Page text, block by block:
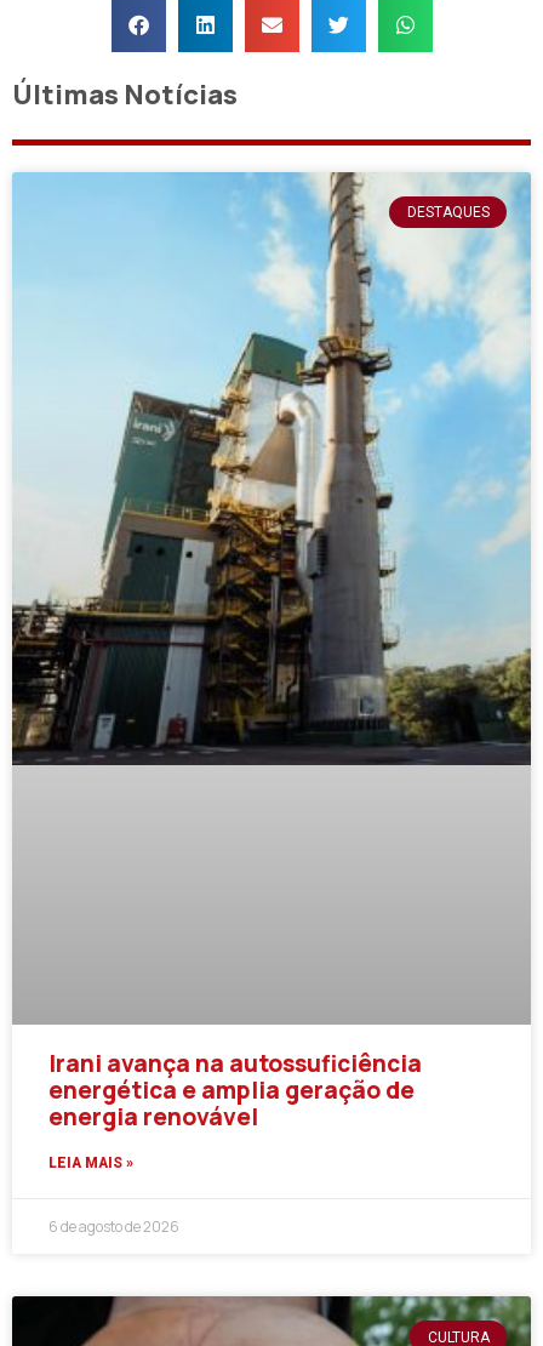
Últimas Notícias
DESTAQUES
Irani avança na autossuficiência
energética e amplia geração de
energia renovável
LEIA MAIS »
6 de agosto de 2026
CULTURA